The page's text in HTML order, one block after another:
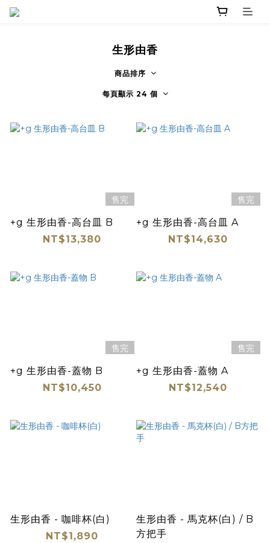
生形由香
商品排序
每頁顯示 24 個
售完
+g 生形由香-高台皿 B
NT$13,380
售完
+g 生形由香-高台皿 A
NT$14,630
售完
+g 生形由香-蓋物 B
NT$10,450
售完
+g 生形由香-蓋物 A
NT$12,540
生形由香 - 咖啡杯(白)
NT$1,890
生形由香 - 馬克杯(白) / B
方把手